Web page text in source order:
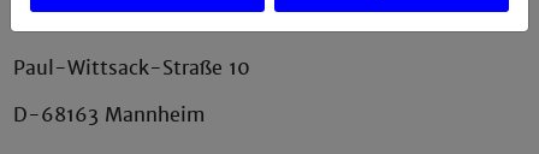
Paul-Wittsack-Straße 10
D-68163 Mannheim